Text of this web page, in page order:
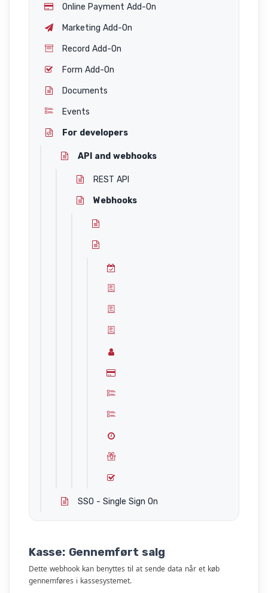
Online Payment Add-On
Marketing Add-On
Record Add-On
Form Add-On
Documents
Events
For developers
API and webhooks
REST API
Webhooks
SSO - Single Sign On
Kasse: Gennemført salg
Dette webhook kan benyttes til at sende data når et køb
gennemføres i kassesystemet.